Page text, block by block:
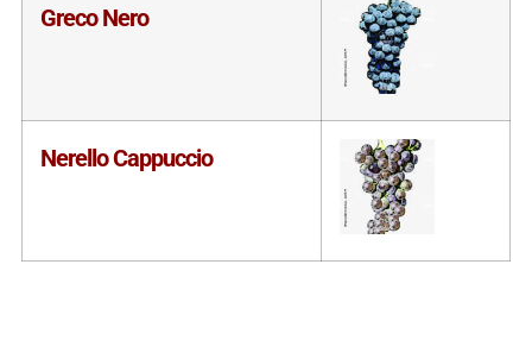
Greco Nero
Nerello Cappuccio